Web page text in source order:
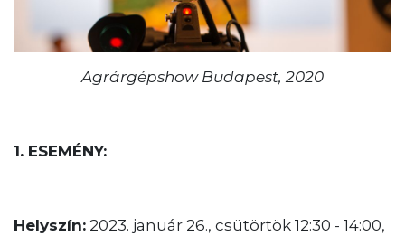
Agrárgépshow Budapest, 2020
1. ESEMÉNY:
Helyszín: 2023. január 26., csütörtök 12:30 - 14:00,